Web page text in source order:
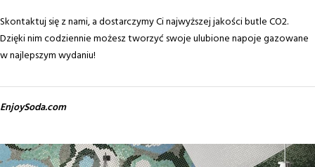
Skontaktuj się z nami, a dostarczymy Ci najwyższej jakości butle CO2.
Dzięki nim codziennie możesz tworzyć swoje ulubione napoje gazowane
w najlepszym wydaniu!
EnjoySoda.com